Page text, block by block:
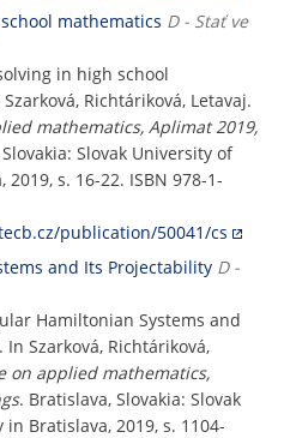
mathematics D - Stať ve
in high school
Richtáriková, Letavaj.
mathematics, Aplimat 2019,
Slovak University of
s. 16-22. ISBN 978-1-
publication/50041/cs
and Its Projectability D -
Hamiltonian Systems and
Szarková, Richtáriková,
on applied mathematics,
. Bratislava, Slovakia: Slovak
Bratislava, 2019, s. 1104-